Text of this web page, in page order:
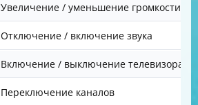
Увеличение / уменьшение громкости
Отключение / включение звука
Включение / выключение телевизора
Переключение каналов